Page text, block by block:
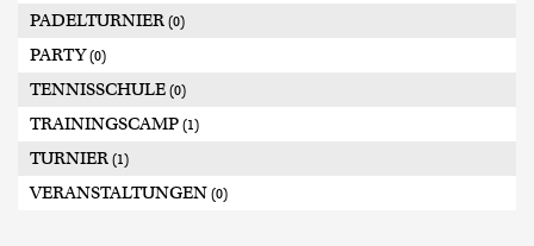
PADELTURNIER (0)
PARTY(0)
TENNISSCHULE (0)
TRAININGSCAMP (1)
TURNIER (1)
VERANSTALTUNGEN (0)